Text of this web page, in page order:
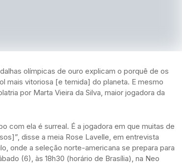
olímpicas de ouro explicam o porquê de os
mais vitoriosa [e temida] do planeta. E mesmo
por Marta Vieira da Silva, maior jogadora da
com ela é surreal. É a jogadora em que muitas de
disse a meia Rose Lavelle, em entrevista
onde a seleção norte-americana se prepara para
(6), às 18h30 (horário de Brasília), na Neo